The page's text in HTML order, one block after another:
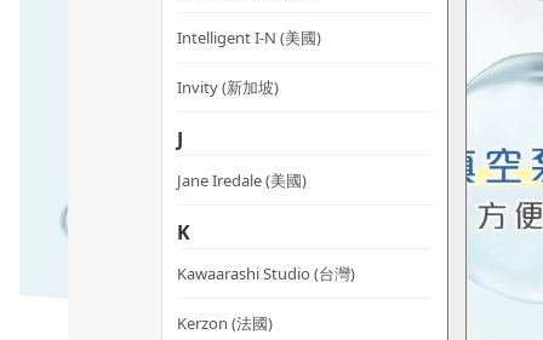
Intelligent I-N (美國)
Invity (新加坡)
J
Jane Iredale (美國)
K
Kawaarashi Studio (台灣)
Kerzon (法國)